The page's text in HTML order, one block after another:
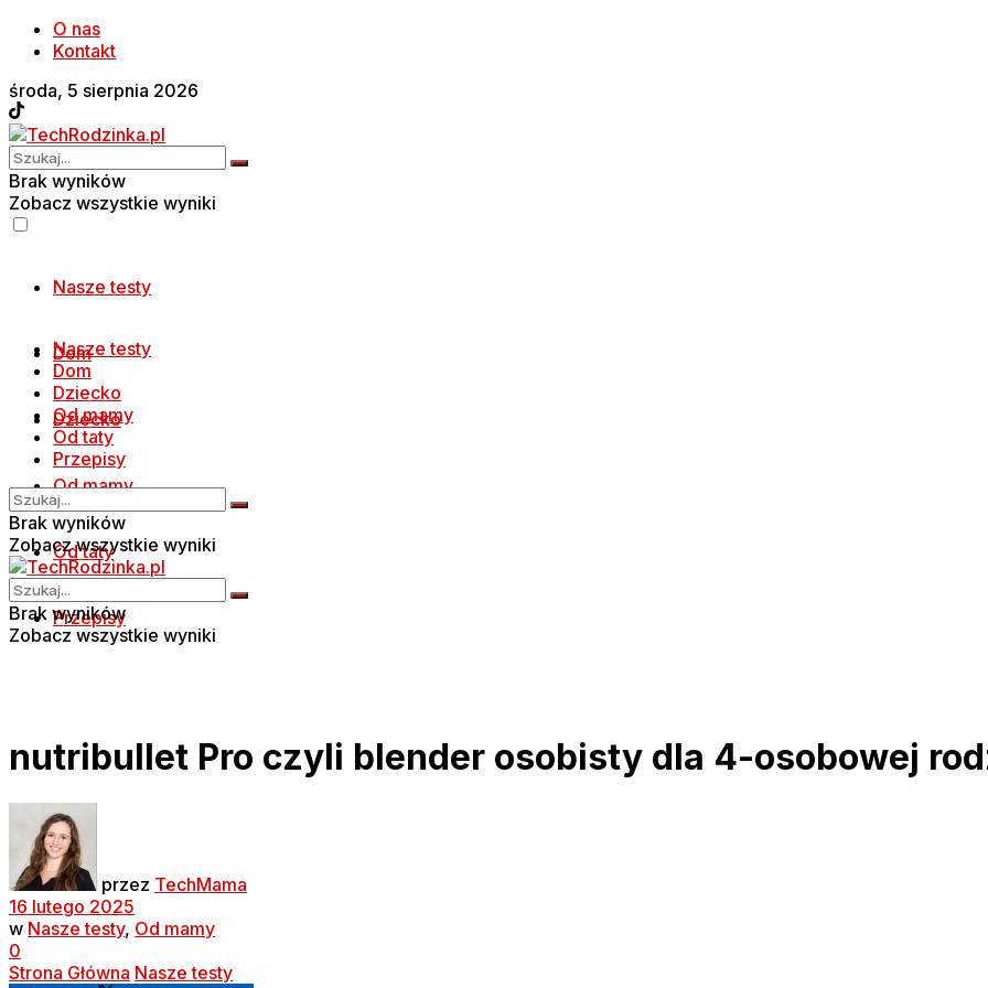
O nas
Kontakt
środa, 5 sierpnia 2026
Brak wyników
Zobacz wszystkie wyniki
Nasze testy
Dom
Dziecko
Od mamy
Od taty
Przepisy
Nasze testy
Dom
Dziecko
Od mamy
Od taty
Przepisy
Brak wyników
Zobacz wszystkie wyniki
Brak wyników
Zobacz wszystkie wyniki
nutribullet Pro czyli blender osobisty dla 4-osobowej
przez TechMama
16 lutego 2025
w Nasze testy, Od mamy
0
Strona Główna Nasze testy